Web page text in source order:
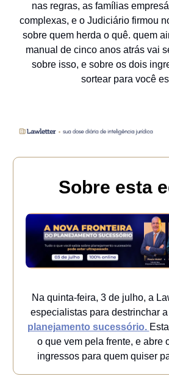
nas regras, as famílias
complexas, e o Judiciário firmou
sobre quem herda o quê. quem
manual de cinco anos atrás vai
sobre isso, e sobre os dois
sortear para você
Sobre esta
Na quinta-feira, 3 de julho, a
especialistas para destrinchar
planejamento sucessório.
o que vem pela frente, e abre
ingressos para quem quiser